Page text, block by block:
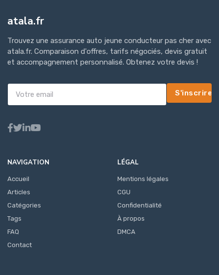
atala.fr
Trouvez une assurance auto jeune conducteur pas cher avec
atala.fr. Comparaison d'offres, tarifs négociés, devis gratuit
et accompagnement personnalisé. Obtenez votre devis !
S'inscrire
NAVIGATION
Accueil
Articles
Catégories
Tags
FAQ
Contact
LÉGAL
Mentions légales
CGU
Confidentialité
À propos
DMCA